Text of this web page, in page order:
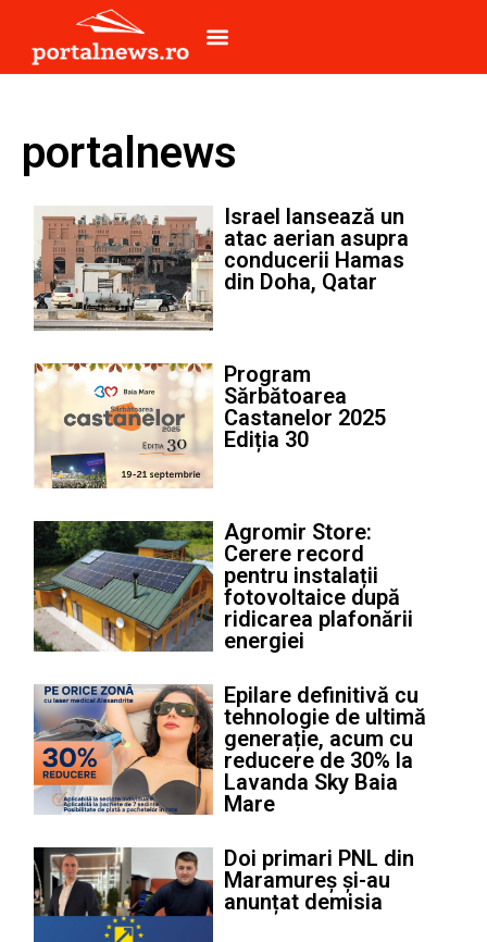
portalnews
Israel lansează un
atac aerian asupra
conducerii Hamas
din Doha, Qatar
Program
Sărbătoarea
Castanelor 2025
Ediția 30
Agromir Store:
Cerere record
pentru instalații
fotovoltaice după
ridicarea plafonării
energiei
Epilare definitivă cu
tehnologie de ultimă
generație, acum cu
reducere de 30% la
Lavanda Sky Baia
Mare
Doi primari PNL din
Maramureș și-au
anunțat demisia